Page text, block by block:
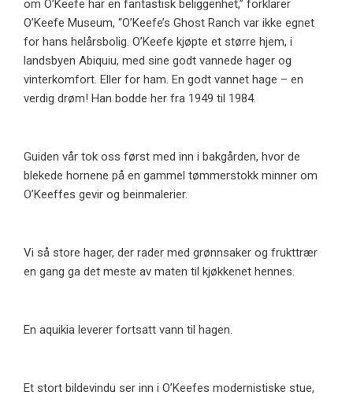
om O’Keefe har en fantastisk beliggenhet,” forklarer
O’Keefe Museum, “O’Keefe’s Ghost Ranch var ikke egnet
for hans helårsbolig. O’Keefe kjøpte et større hjem, i
landsbyen Abiquiu, med sine godt vannede hager og
vinterkomfort. Eller for ham. En godt vannet hage – en
verdig drøm! Han bodde her fra 1949 til 1984.
Guiden vår tok oss først med inn i bakgården, hvor de
blekede hornene på en gammel tømmerstokk minner om
O’Keeffes gevir og beinmalerier.
Vi så store hager, der rader med grønnsaker og frukttrær
en gang ga det meste av maten til kjøkkenet hennes.
En aquikia leverer fortsatt vann til hagen.
Et stort bildevindu ser inn i O’Keefes modernistiske stue,